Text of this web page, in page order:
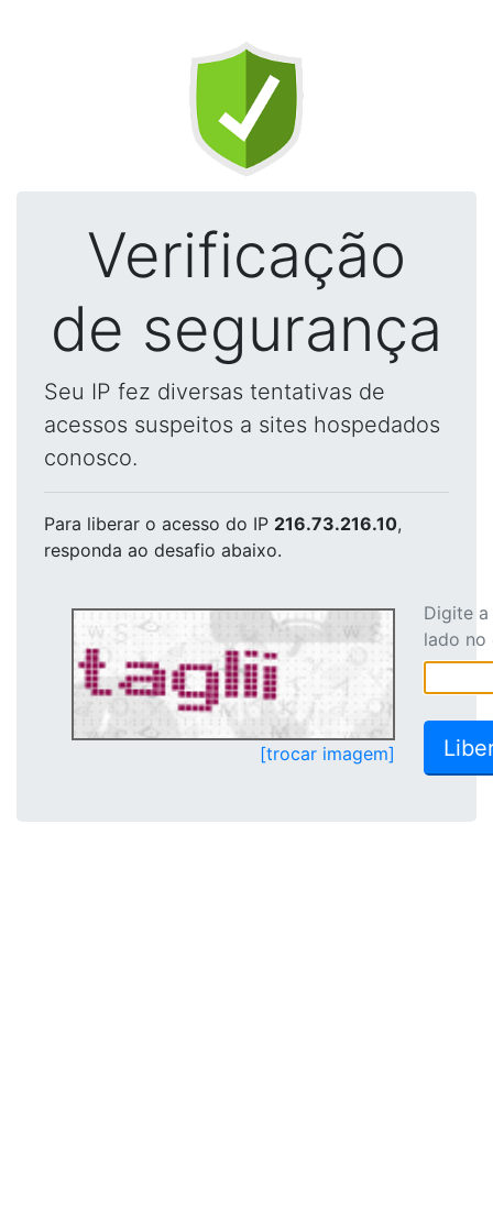
Verificação
de segurança
Seu IP fez diversas tentativas de
acessos suspeitos a sites hospedados
conosco.
Para liberar o acesso do IP 216.73.216.10,
responda ao desafio abaixo.
[trocar imagem]
Digite
lado no